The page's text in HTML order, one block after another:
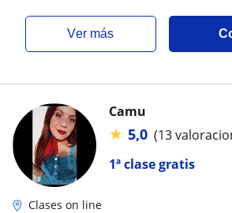
ver más
1ª clase gratis
Camu
★ 5,0 (13
Clases on line